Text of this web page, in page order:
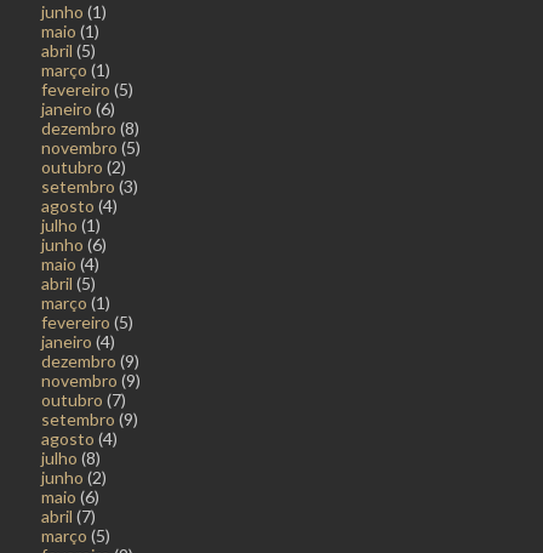
junho (1)
maio (1)
abril (5)
março (1)
fevereiro (5)
janeiro (6)
dezembro (8)
novembro (5)
outubro (2)
setembro (3)
agosto (4)
julho (1)
junho (6)
maio (4)
abril (5)
março (1)
fevereiro (5)
janeiro (4)
dezembro (9)
novembro (9)
outubro (7)
setembro (9)
agosto (4)
julho (8)
junho (2)
maio (6)
abril (7)
março (5)